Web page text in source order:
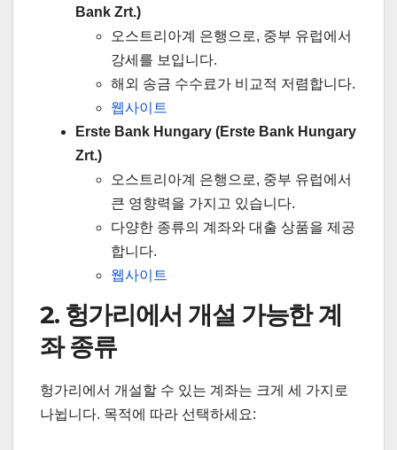
Bank Zrt.)
오스트리아계 은행으로, 중부 유럽에서
강세를 보입니다.
해외 송금 수수료가 비교적 저렴합니다.
웹사이트
Erste Bank Hungary (Erste Bank Hungary
Zrt.)
오스트리아계 은행으로, 중부 유럽에서
큰 영향력을 가지고 있습니다.
다양한 종류의 계좌와 대출 상품을 제공
합니다.
웹사이트
2. 헝가리에서 개설 가능한 계
좌 종류
헝가리에서 개설할 수 있는 계좌는 크게 세 가지로
나뉩니다. 목적에 따라 선택하세요: